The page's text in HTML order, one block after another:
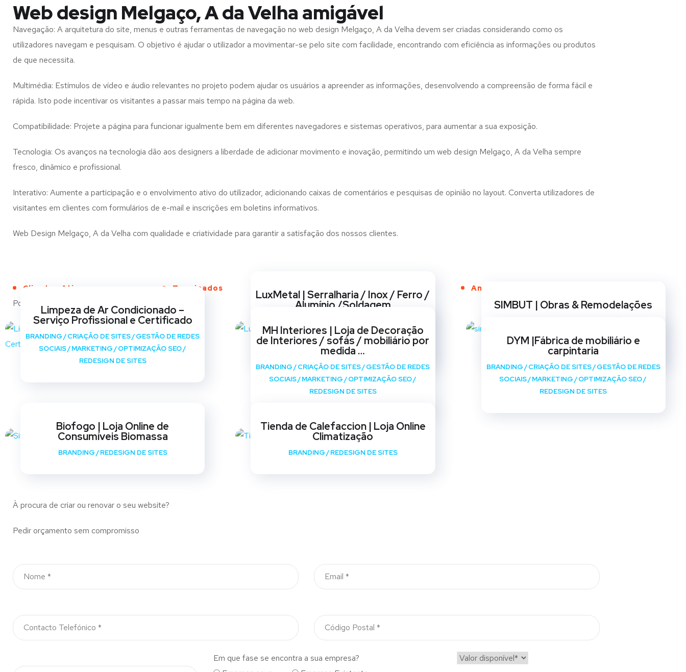
Web design Melgaço, A da Velha amigável
Navegação: A arquitetura do site, menus e outras ferramentas de navegação no web design Melgaço, A da Velha devem ser criadas considerando como os
utilizadores navegam e pesquisam. O objetivo é ajudar o utilizador a movimentar-se pelo site com facilidade, encontrando com eficiência as informações ou produtos
de que necessita.
Multimédia: Estímulos de vídeo e áudio relevantes no projeto podem ajudar os usuários a apreender as informações, desenvolvendo a compreensão de forma fácil e
rápida. Isto pode incentivar os visitantes a passar mais tempo na página da web.
Compatibilidade: Projete a página para funcionar igualmente bem em diferentes navegadores e sistemas operativos, para aumentar a sua exposição.
Tecnologia: Os avanços na tecnologia dão aos designers a liberdade de adicionar movimento e inovação, permitindo um web design Melgaço, A da Velha sempre
fresco, dinâmico e profissional.
Interativo: Aumente a participação e o envolvimento ativo do utilizador, adicionando caixas de comentários e pesquisas de opinião no layout. Converta utilizadores de
visitantes em clientes com formulários de e-mail e inscrições em boletins informativos.
Web Design Melgaço, A da Velha com qualidade e criatividade para garantir a satisfação dos nossos clientes.
Clientes Ativos Terminados Anos de Serviço
Portfólio
Limpeza de Ar Condicionado –
Serviço Profissional e Certificado
BRANDING/CRIAÇÃO DE SITES/GESTÃO DE REDES
SOCIAIS/MARKETING/OPTIMIZAÇÃO SEO/
REDESIGN DE SITES
LuxMetal | Serralharia / Inox / Ferro /
Alumínio /Soldagem
SOCIAIS/ MARKETING/OPTIMIZAÇÃO SEO/
REDESIGN DE SITES
SIMBUT | Obras & Remodelações
REDESIGN DE SITES
MH Interiores | Loja de Decoração
de Interiores / sofás / mobiliário por
medida …
BRANDING /CRIAÇÃO DE SITES/GESTÃO DE REDES
SOCIAIS/MARKETING/OPTIMIZAÇÃO SEO/
REDESIGN DE SITES
DYM |Fábrica de mobiliário e
carpintaria
BRANDING/CRIAÇÃO DE SITES/GESTÃO DE REDES
SOCIAIS/MARKETING/OPTIMIZAÇÃO SEO/
REDESIGN DE SITES
Biofogo | Loja Online de
Consumíveis Biomassa
BRANDING/REDESIGN DE SITES
Tienda de Calefaccion | Loja Online
Climatização
BRANDING/REDESIGN DE SITES
À procura de criar ou renovar o seu website?
Pedir orçamento sem compromisso
Em que fase se encontra a sua empresa?